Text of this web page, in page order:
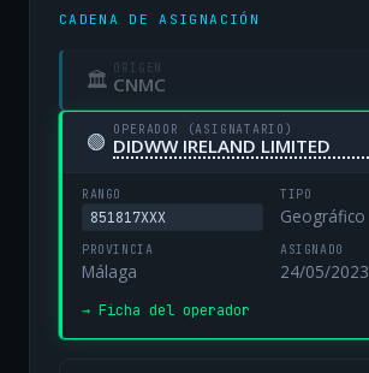
CADENA DE ASIGNACIÓN
🏛 ORIGEN
CNMC
🟢 OPERADOR (ASIGNATARIO)
DIDWW IRELAND LIMITED
RANGO
851817XXX
TIPO
Geográfico
PROVINCIA
Málaga
ASIGNADO
24/05/2023
→ Ficha del operador